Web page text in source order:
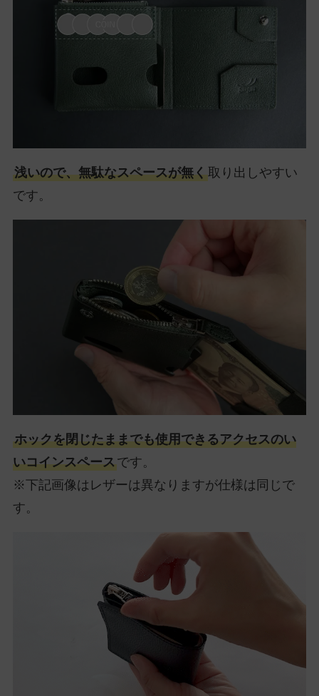
浅いので、無駄なスペースが無く取り出しやすい
です。
ホックを閉じたままでも使用できるアクセスのい
いコインスペースです。
※下記画像はレザーは異なりますが仕様は同じで
す。